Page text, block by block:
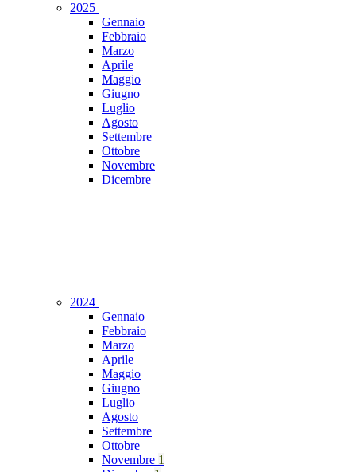
2025
Gennaio
Febbraio
Marzo
Aprile
Maggio
Giugno
Luglio
Agosto
Settembre
Ottobre
Novembre
Dicembre
2024
Gennaio
Febbraio
Marzo
Aprile
Maggio
Giugno
Luglio
Agosto
Settembre
Ottobre
Novembre 1